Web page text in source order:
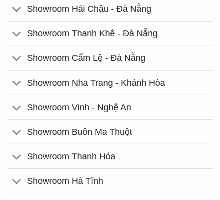
Showroom Hải Châu - Đà Nẵng
Showroom Thanh Khê - Đà Nẵng
Showroom Cẩm Lệ - Đà Nẵng
Showroom Nha Trang - Khánh Hòa
Showroom Vinh - Nghệ An
Showroom Buôn Ma Thuột
Showroom Thanh Hóa
Showroom Hà Tĩnh